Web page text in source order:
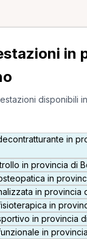
in
disponibili
in
in provincia di
in
in provincia
in
in provincia
in